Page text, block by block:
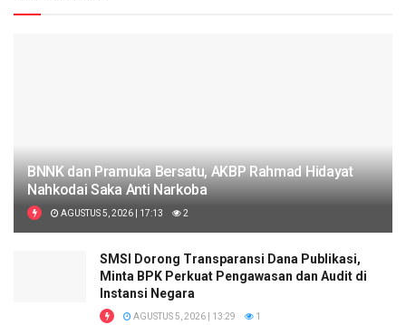
BNNK dan Pramuka Bersatu, AKBP Rahmad Hidayat
Nahkodai Saka Anti Narkoba
AGUSTUS 5, 2026 | 17:13 2
SMSI Dorong Transparansi Dana Publikasi,
Minta BPK Perkuat Pengawasan dan Audit di
Instansi Negara
AGUSTUS 5, 2026 | 13:29 1